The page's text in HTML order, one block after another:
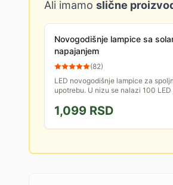
Ali imamo slične
Novogodišnje lampice sa
napajanjem
(82)
LED novogodišnje lampice za
upotrebu. U nizu se nalazi 100
pune preko solarnog panela.
1,099 RSD